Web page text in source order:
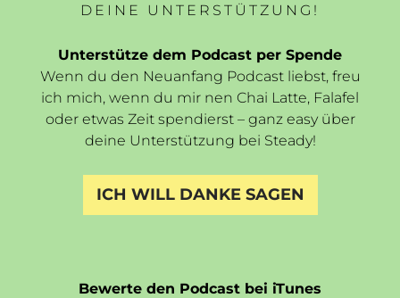
DEINE UNTERSTÜTZUNG!
Unterstütze dem Podcast per Spende
Wenn du den Neuanfang Podcast liebst, freu
ich mich, wenn du mir nen Chai Latte, Falafel
oder etwas Zeit spendierst – ganz easy über
deine Unterstützung bei Steady!
ICH WILL DANKE SAGEN
Bewerte den Podcast bei iTunes